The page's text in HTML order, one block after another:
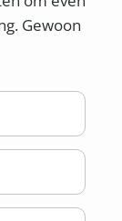
Gewoon